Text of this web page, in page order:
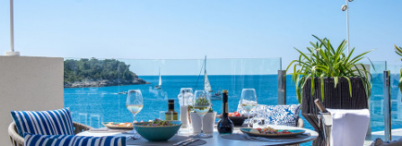
Noleggio sedie a sdraio e ombrelloni in spiaggia (a
pagamento)
Cabina spogliatoio
Bagnini in spiaggia